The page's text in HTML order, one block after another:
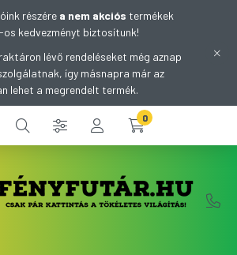
részére a nem akciós termékek
os kedvezményt biztosítunk!
lévő rendeléseket még aznap
így másnapra már az
lehet a megrendelt termék.
0